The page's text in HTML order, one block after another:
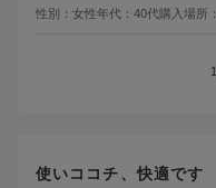
性別： 女性年代： 40代購入場所：
1
使いココチ、快適です